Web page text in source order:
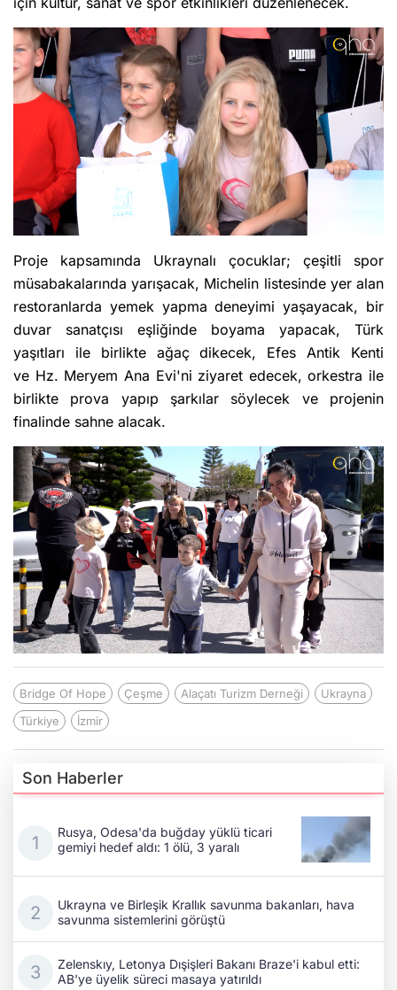
Proje kapsamında Ukraynalı çocuklar; çeşitli spor
müsabakalarında yarışacak, Michelin listesinde yer alan
restoranlarda yemek yapma deneyimi yaşayacak, bir
duvar sanatçısı eşliğinde boyama yapacak, Türk
yaşıtları ile birlikte ağaç dikecek, Efes Antik Kenti
ve Hz. Meryem Ana Evi'ni ziyaret edecek, orkestra ile
birlikte prova yapıp şarkılar söylecek ve projenin
finalinde sahne alacak.
Bridge Of Hope Çeşme Alaçatı Turizm Derneği
Ukrayna
Türkiye
İzmir
Son Haberler
Rusya, Odesa'da buğday yüklü ticari
gemiyi hedef aldı: 1 ölü, 3 yaralı
Ukrayna ve Birleşik Krallık savunma bakanları, hava
savunma sistemlerini görüştü
Zelenskıy, Letonya Dışişleri Bakanı Braze'i kabul etti:
AB'ye üyelik süreci masaya yatırıldı